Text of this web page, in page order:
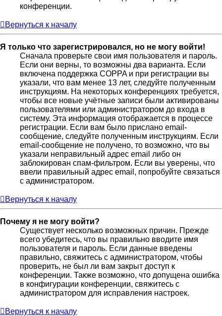
конференции.
Вернуться к началу
Я только что зарегистрировался, но не могу войти!
Сначала проверьте свои имя пользователя и пароль.
Если они верны, то возможны два варианта. Если
включена поддержка COPPA и при регистрации вы
указали, что вам менее 13 лет, следуйте полученным
инструкциям. На некоторых конференциях требуется,
чтобы все новые учётные записи были активированы
пользователями или администратором до входа в
систему. Эта информация отображается в процессе
регистрации. Если вам было прислано email-
сообщение, следуйте полученным инструкциям. Если
email-сообщение не получено, то возможно, что вы
указали неправильный адрес email либо он
заблокирован спам-фильтром. Если вы уверены, что
ввели правильный адрес email, попробуйте связаться
с администратором.
Вернуться к началу
Почему я не могу войти?
Существует несколько возможных причин. Прежде
всего убедитесь, что вы правильно вводите имя
пользователя и пароль. Если данные введены
правильно, свяжитесь с администратором, чтобы
проверить, не был ли вам закрыт доступ к
конференции. Также возможно, что допущена ошибка
в конфигурации конференции, свяжитесь с
администратором для исправления настроек.
Вернуться к началу